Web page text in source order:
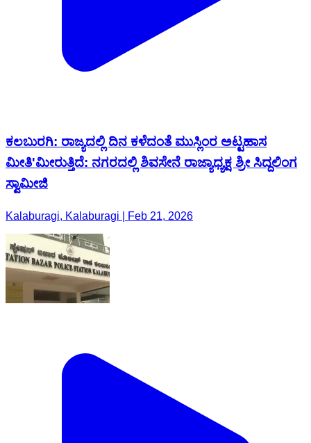
ಕಲಬುರಗಿ: ರಾಜ್ಯದಲ್ಲಿ ದಿನ ಕಳೆದಂತೆ ಮುಸ್ಲಿಂರ ಅಟ್ಟಹಾಸ
ಮೀತಿ‌'ಮೀರುತ್ತಿದೆ: ನಗರದಲ್ಲಿ ಶಿವಸೇನೆ ರಾಜ್ಯಾಧ್ಯಕ್ಷ ಶ್ರೀ ಸಿದ್ದಲಿಂಗ
ಸ್ವಾಮೀಜಿ
Kalaburagi, Kalaburagi | Feb 21, 2026